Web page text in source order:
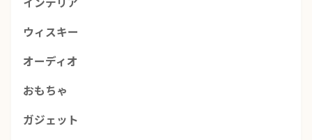
ウィスキー
オーディオ
おもちゃ
ガジェット